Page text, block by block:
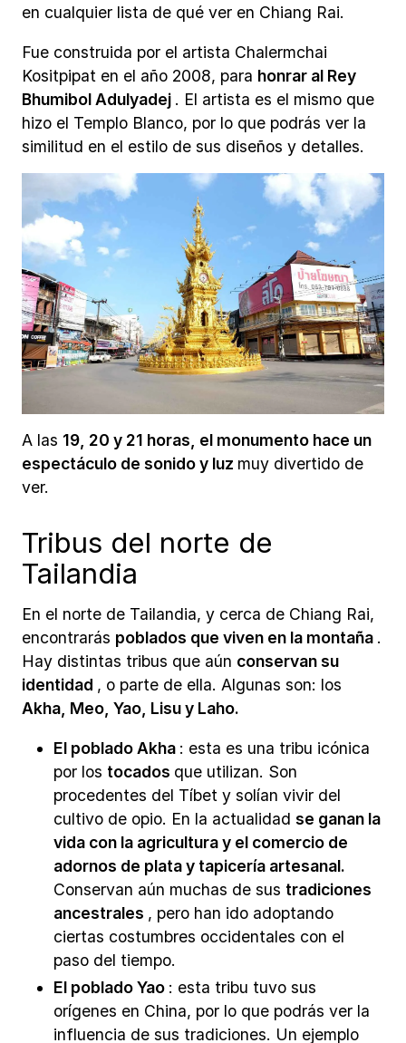
en cualquier lista de qué ver en Chiang Rai.
Fue construida por el artista Chalermchai
Kositpipat en el año 2008, para honrar al Rey
Bhumibol Adulyadej . El artista es el mismo que
hizo el Templo Blanco, por lo que podrás ver la
similitud en el estilo de sus diseños y detalles.
A las 19, 20 y 21 horas, el monumento hace un
espectáculo de sonido y luz muy divertido de
ver.
Tribus del norte de
Tailandia
En el norte de Tailandia, y cerca de Chiang Rai,
encontrarás poblados que viven en la montaña .
Hay distintas tribus que aún conservan su
identidad , o parte de ella. Algunas son: los
Akha, Meo, Yao, Lisu y Laho.
El poblado Akha : esta es una tribu icónica
por los tocados que utilizan. Son
procedentes del Tíbet y solían vivir del
cultivo de opio. En la actualidadse ganan la
vida con la agricultura y el comercio de
adornos de plata y tapicería artesanal.
Conservan aún muchas de sus tradiciones
ancestrales , pero han ido adoptando
ciertas costumbres occidentales con el
paso del tiempo.
El poblado Yao : esta tribu tuvo sus
orígenes en China, por lo que podrás ver la
influencia de sus tradiciones. Un ejemplo